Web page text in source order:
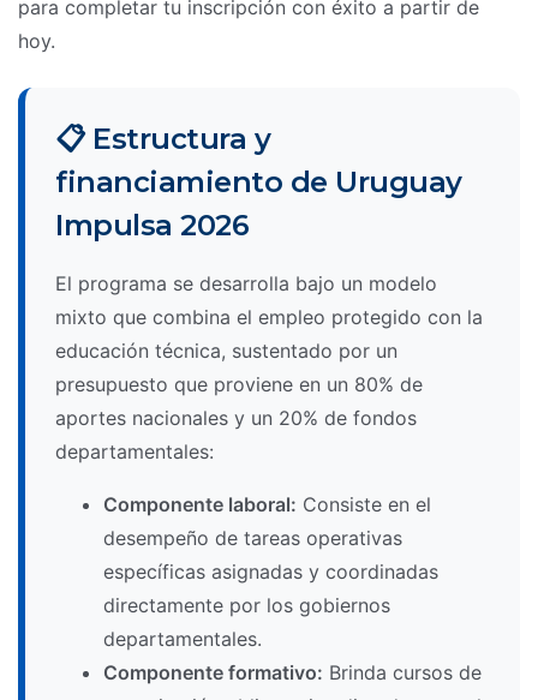
para completar tu inscripción con éxito a partir de
hoy.
📋 Estructura y
financiamiento de Uruguay
Impulsa 2026
El programa se desarrolla bajo un modelo
mixto que combina el empleo protegido con la
educación técnica, sustentado por un
presupuesto que proviene en un 80% de
aportes nacionales y un 20% de fondos
departamentales:
Componente laboral: Consiste en el
desempeño de tareas operativas
específicas asignadas y coordinadas
directamente por los gobiernos
departamentales.
Componente formativo: Brinda cursos de